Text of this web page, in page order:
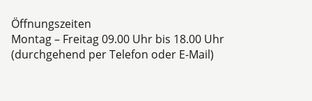
Öffnungszeiten
Montag – Freitag 09.00 Uhr bis 18.00 Uhr
(durchgehend per Telefon oder E-Mail)